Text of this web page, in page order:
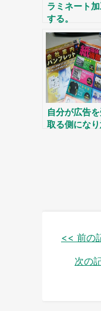
ラミネート
する。
自分が広告
取る側にな
投
<< 前の
次の